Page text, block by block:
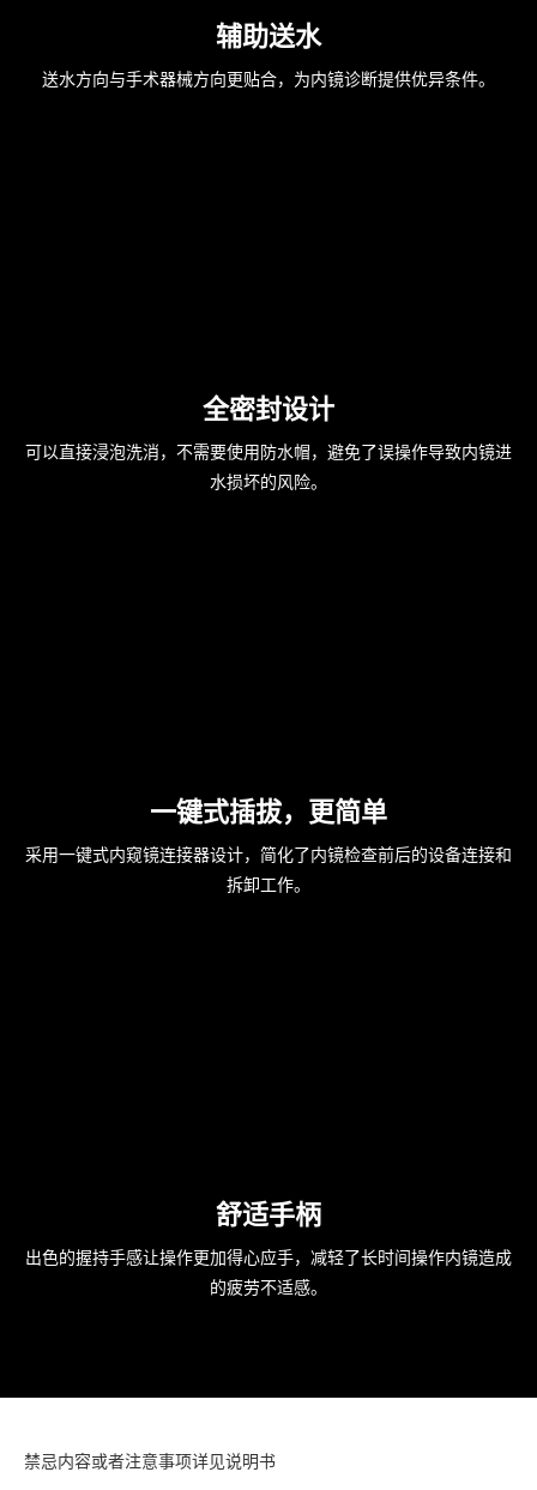
辅助送水
送水方向与手术器械方向更贴合，为内镜诊断提供优异条件。
全密封设计
可以直接浸泡洗消，不需要使用防水帽，避免了误操作导致内镜进
水损坏的风险。
一键式插拔，更简单
采用一键式内窥镜连接器设计，简化了内镜检查前后的设备连接和
拆卸工作。
舒适手柄
出色的握持手感让操作更加得心应手，减轻了长时间操作内镜造成
的疲劳不适感。
禁忌内容或者注意事项详见说明书